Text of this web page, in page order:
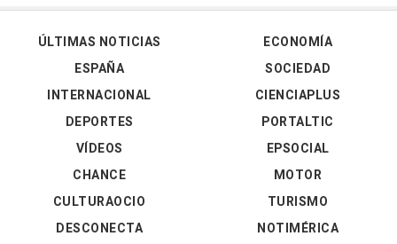
ÚLTIMAS NOTICIAS
ESPAÑA
INTERNACIONAL
DEPORTES
VÍDEOS
ECONOMÍA
SOCIEDAD
CIENCIAPLUS
PORTALTIC
EPSOCIAL
CHANCE
CULTURAOCIO
DESCONECTA
MOTOR
TURISMO
NOTIMÉRICA